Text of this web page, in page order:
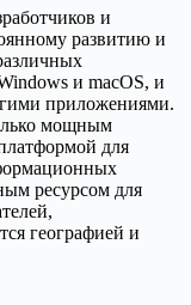
и
развитию и
и macOS, и
приложениями.
мощным
для
ресурсом для
географией и